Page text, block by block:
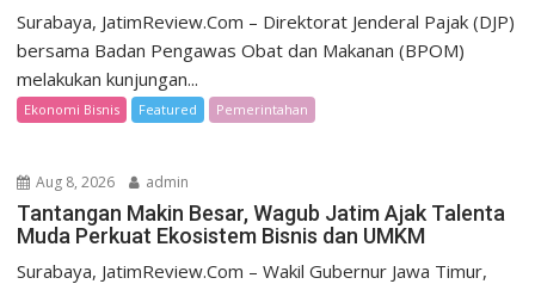
Surabaya, JatimReview.Com – Direktorat Jenderal Pajak (DJP)
bersama Badan Pengawas Obat dan Makanan (BPOM)
melakukan kunjungan...
Ekonomi Bisnis Featured Pemerintahan
Aug 8, 2026 admin
Tantangan Makin Besar, Wagub Jatim Ajak Talenta
Muda Perkuat Ekosistem Bisnis dan UMKM
Surabaya, JatimReview.Com – Wakil Gubernur Jawa Timur,